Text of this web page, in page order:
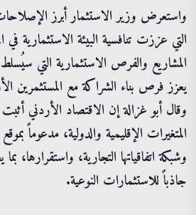
واستعرض وزير الاستثمار أبرز
التي عززت تنافسية البيئة الاستثمارية
المشاريع والفرص الاستثمارية التي سيُسلط
يعزز فرص بناء الشراكة مع المستثمرين
وقال أبو غزالة إن الاقتصاد الأردني
المتغيرات الإقليمية والدولية، مدعوماً
وشبكة اتفاقياتها التجارية، واستقرارها، بما
جاذباً للاستثمارات النوعية.